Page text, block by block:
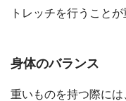
トレッチを行うことが
身体のバランス
重いものを持つ際に